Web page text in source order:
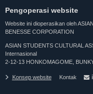
Pengoperasi website
Website ini dioperasikan oleh
BENESSE CORPORATION
ASIAN STUDENTS CULTURAL
Internasional
2-12-13 HONKOMAGOME,
Konsep website Kontak